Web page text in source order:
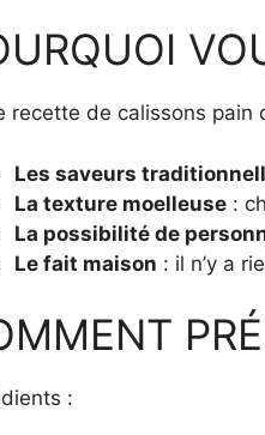
recette de calissons pain
Les saveurs
La texture moelleuse :
La possibilité de
Le fait maison : il n’y a
: